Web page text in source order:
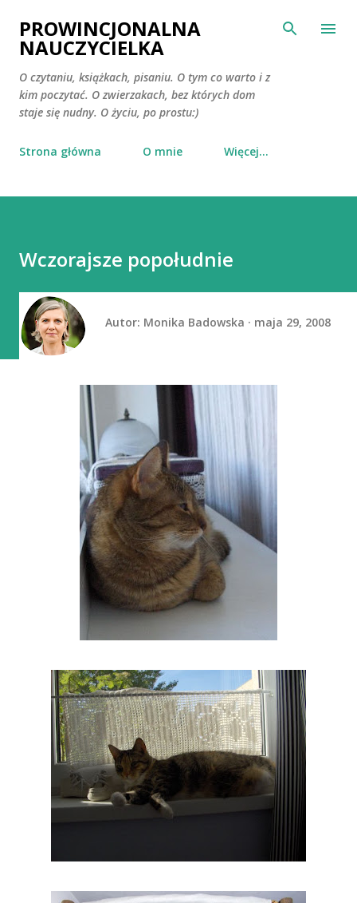
Przejdź do głównej zawartości
PROWINCJONALNA
NAUCZYCIELKA
O czytaniu, książkach, pisaniu. O tym co warto i z
kim poczytać. O zwierzakach, bez których dom
staje się nudny. O życiu, po prostu:)
Strona główna O mnie Więcej…
Wczorajsze popołudnie
Autor: Monika Badowska maja 29, 2008